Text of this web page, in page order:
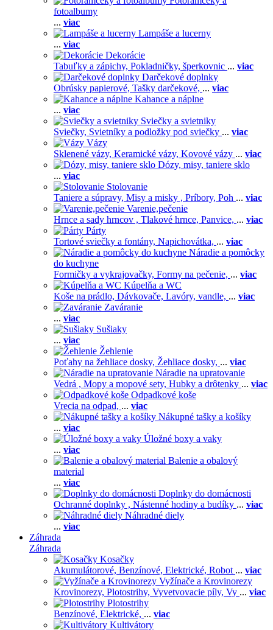
fotoalbumy
... viac
Lampáše a lucerny
... viac
Dekorácie
Tabuľky a zápichy, Pokladničky, šperkovnic ... viac
Darčekové doplnky
Obrúsky papierové, Tašky darčekové, ... viac
Kahance a náplne
... viac
Sviečky a svietniky
Sviečky, Svietníky a podložky pod sviečky ... viac
Vázy
Sklenené vázy, Keramické vázy, Kovové vázy ... viac
Dózy, misy, taniere sklo
... viac
Stolovanie
Taniere a súpravy, Misy a misky , Príbory, Poh ... viac
Varenie,pečenie
Hrnce a sady hrncov , Tlakové hrnce, Panvice, ... viac
Párty
Tortové sviečky a fontány, Napichovátka, ... viac
Náradie a pomôcky
do kuchyne
Formičky a vykrajovačky, Formy na pečenie, ... viac
Kúpelňa a WC
Koše na prádlo, Dávkovače, Lavóry, vandle, ... viac
Zaváranie
... viac
Sušiaky
... viac
Žehlenie
Poťahy na žehliace dosky, Žehliace dosky, ... viac
Náradie na upratovanie
Vedrá , Mopy a mopové sety, Hubky a drôtenky ... viac
Odpadkové koše
Vrecia na odpad, ... viac
Nákupné tašky a košíky
... viac
Úložné boxy a vaky
... viac
Balenie a obalový
material
... viac
Doplnky do domácnosti
Ochranné doplnky , Nástenné hodiny a budíky ... viac
Náhradné diely
... viac
Záhrada
Záhrada
Kosačky
Akumulátorové, Benzínové, Elektrické, Robot ... viac
Vyžínače a Krovinorezy
Krovinorezy, Plotostrihy, Vyvetvovacie píly, Vy ... viac
Plotostrihy
Benzínové, Elektrické, ... viac
Kultivátory